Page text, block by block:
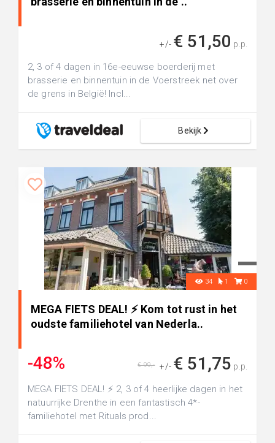
+/- € 51,50 p.p.
2, 3 of 4 dagen in 16e-eeuwse boerderij met
brasserie en binnentuin in de Voerstreek net over
de grens in België! Incl...
Bekijk
34 1 0
MEGA FIETS DEAL! ⚡ Kom tot rust in het
oudste familiehotel van Nederla..
-48% +/- € 51,75 p.p.
€ 99,-
MEGA FIETS DEAL! ⚡ 2, 3 of 4 heerlijke dagen in het
natuurrijke Drenthe in een fantastisch 4*-
familiehotel met Rituals prod...